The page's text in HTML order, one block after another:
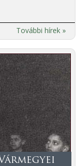
További hírek »